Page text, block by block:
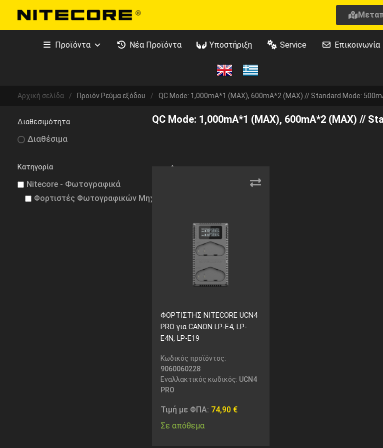
Προϊόντα Νέα Προϊόντα Υποστήριξη Service Επικοινωνία
Αρχική σελίδα / Προϊόν Ρεύμα εξόδου / QC Mode: 1,000mA*1 (MAX), 600mA*2 (MAX) // Standard Mode:
QC Mode: 1,000mA*1 (MAX), 600mA*2 (MAX) //
ΦΟΡΤΙΣΤΗΣ NITECORE UCN4
PRO για CANON LP-E4, LP-
E4N, LP-E19
Κωδικός προϊόντος:
9060060228
Εναλλακτικός κωδικός: UCN4
PRO
Τιμή με ΦΠΑ: 74,90 €
Σε απόθεμα
Διαθεσιμότητα
Διαθέσιμα
Κατηγορία
Nitecore - Φωτογραφικά
Φορτιστές Φωτογραφικών Μηχανών